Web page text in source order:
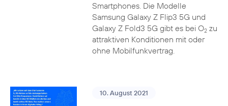
Smartphones. Die Modelle
Samsung Galaxy Z Flip3 5G und
Galaxy Z Fold3 5G gibt es bei O2zu
attraktiven Konditionen mit oder
ohne Mobilfunkvertrag.
10. August 2021